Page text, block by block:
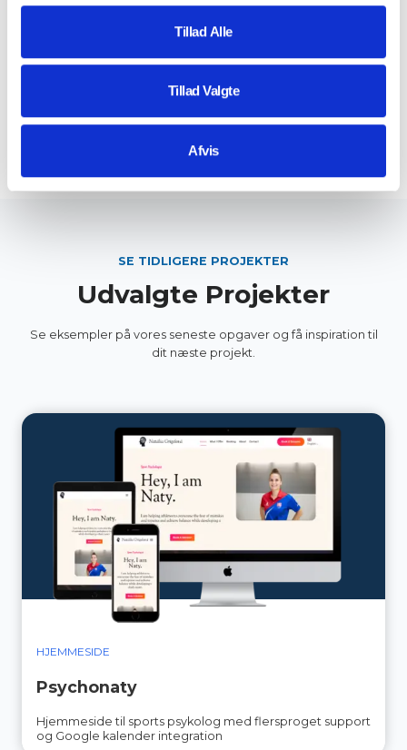
Tillad Alle
Tillad Valgte
Afvis
er tryg gennem hele processen.
SE TIDLIGERE PROJEKTER
Udvalgte Projekter
Se eksempler på vores seneste opgaver og få inspiration til
dit næste projekt.
HJEMMESIDE
Psychonaty
Hjemmeside til sports psykolog med flersproget support
og Google kalender integration